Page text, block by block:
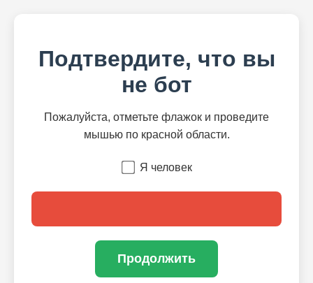
Подтвердите, что вы
не бот
Пожалуйста, отметьте флажок и проведите
мышью по красной области.
Я человек
Продолжить